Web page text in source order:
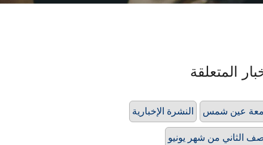
المتعلقة
النشرة الإخبارية عين شمس
الثاني من شهر يونيو